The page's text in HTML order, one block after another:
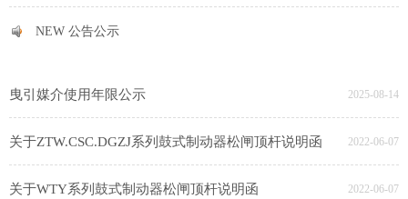
NEW 公告公示
曳引媒介使用年限公示 2025-08-14
关于ZTW.CSC.DGZJ系列鼓式制动器松闸顶杆说明函 2022-06-07
关于WTY系列鼓式制动器松闸顶杆说明函 2022-06-07